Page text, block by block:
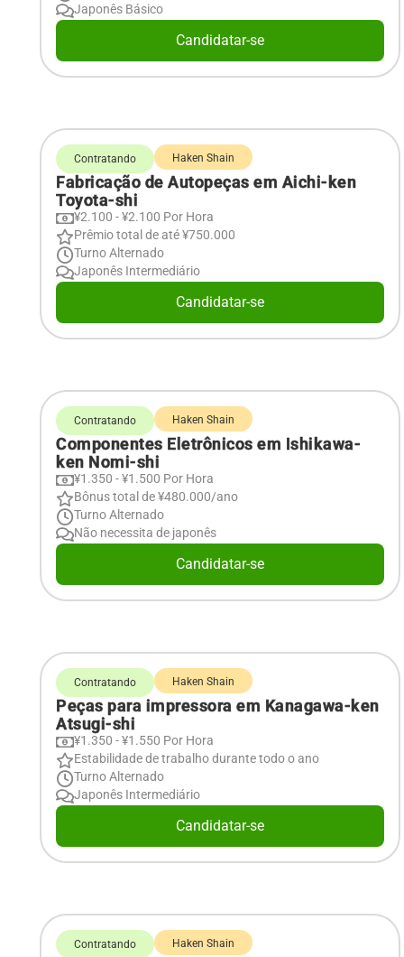
Japonês Básico
Candidatar-se
Contratando Haken Shain
Fabricação de Autopeças em Aichi-ken
Toyota-shi
¥2.100 - ¥2.100 Por Hora
Prêmio total de até ¥750.000
Turno Alternado
Japonês Intermediário
Candidatar-se
Contratando Haken Shain
Componentes Eletrônicos em Ishikawa-
ken Nomi-shi
¥1.350 - ¥1.500 Por Hora
Bônus total de ¥480.000/ano
Turno Alternado
Não necessita de japonês
Candidatar-se
Contratando Haken Shain
Peças para impressora em Kanagawa-ken
Atsugi-shi
¥1.350 - ¥1.550 Por Hora
Estabilidade de trabalho durante todo o ano
Turno Alternado
Japonês Intermediário
Candidatar-se
Contratando Haken Shain